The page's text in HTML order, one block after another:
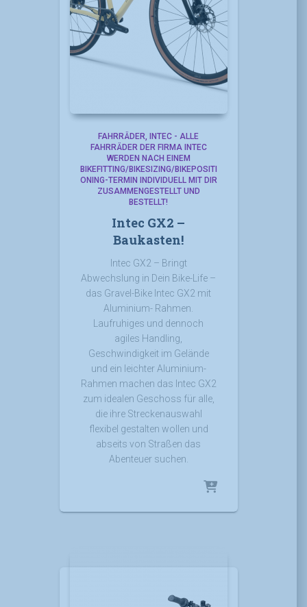
FAHRRÄDER
INTEC - ALLE
FAHRRÄDER DER FIRMA INTEC
WERDEN NACH EINEM
BIKEFITTING/BIKESIZING/BIKEPOSITI
ONING-TERMIN INDIVIDUELL MIT DIR
ZUSAMMENGESTELLT UND
BESTELLT!
Intec GX2 –
Baukasten!
Intec GX2 – Bringt
Abwechslung in Dein Bike-Life –
das Gravel-Bike Intec GX2 mit
Aluminium- Rahmen.
Laufruhiges und dennoch
agiles Handling,
Geschwindigkeit im Gelände
und ein leichter Aluminium-
Rahmen machen das Intec GX2
zum idealen Geschoss für alle,
die ihre Streckenauswahl
flexibel gestalten wollen und
abseits von Straßen das
Abenteuer suchen.